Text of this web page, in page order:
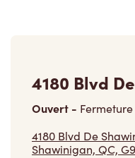
4180 Blvd
Ouvert - Fermeture
4180 Blvd De
Shawinigan, QC,